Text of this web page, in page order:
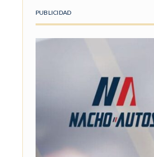
PUBLICIDAD